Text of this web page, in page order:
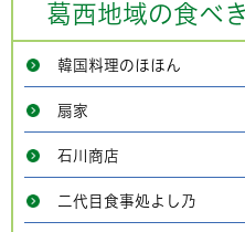
葛西地域の食べ
韓国料理のほほん
扇家
石川商店
二代目食事処よし乃